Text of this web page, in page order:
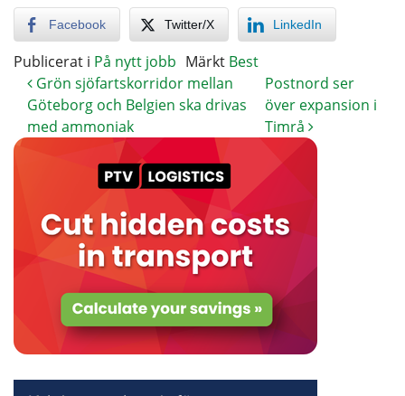
Facebook Twitter/X LinkedIn
Publicerat i På nytt jobb Märkt Best
Grön sjöfartskorridor mellan
Göteborg och Belgien ska drivas
med ammoniak
Postnord ser
över expansion i
Timrå